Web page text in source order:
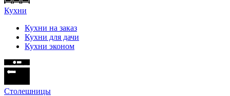
Кухни
Кухни на заказ
Кухни для дачи
Кухни эконом
Cтолешницы